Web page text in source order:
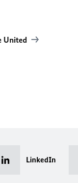
United
LinkedIn